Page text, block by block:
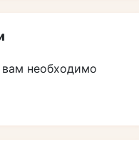
необходимо